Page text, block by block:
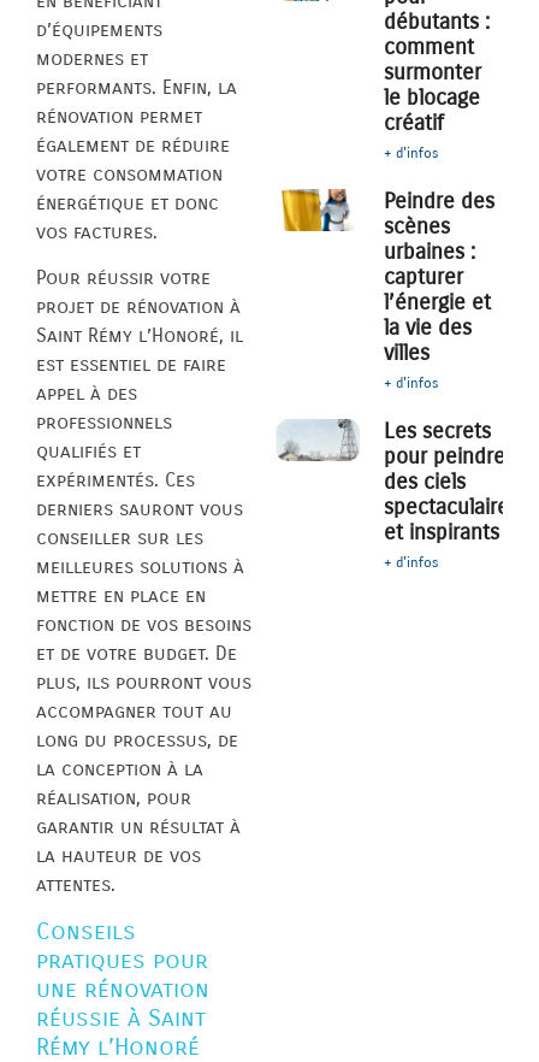
d’équipements
modernes et
performants. Enfin, la
rénovation permet
également de réduire
votre consommation
énergétique et donc
vos factures.
Pour réussir votre
projet de rénovation à
Saint Rémy l’Honoré, il
est essentiel de faire
appel à des
professionnels
qualifiés et
expérimentés. Ces
derniers sauront vous
conseiller sur les
meilleures solutions à
mettre en place en
fonction de vos besoins
et de votre budget. De
plus, ils pourront vous
accompagner tout au
long du processus, de
la conception à la
réalisation, pour
garantir un résultat à
la hauteur de vos
attentes.
Conseils
pratiques pour
une rénovation
réussie à Saint
Rémy l’Honoré
débutants :
comment
surmonter
le blocage
créatif
+ d'infos
Peindre des
scènes
urbaines :
capturer
l’énergie et
la vie des
villes
+ d'infos
Les secrets
pour peindre
des ciels
spectaculaires
et inspirants
+ d'infos